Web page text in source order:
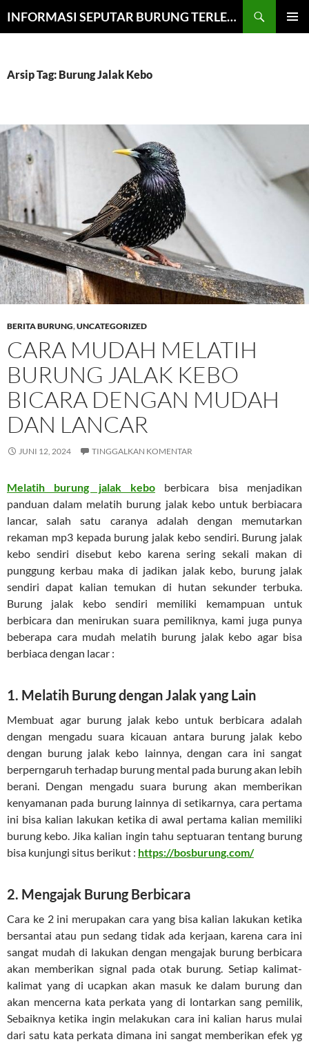
INFORMASI SEPUTAR BURUNG TERLENGKAP
Arsip Tag: Burung Jalak Kebo
BERITA BURUNG,UNCATEGORIZED
CARA MUDAH MELATIH
BURUNG JALAK KEBO
BICARA DENGAN MUDAH
DAN LANCAR
JUNI 12, 2024 TINGGALKAN KOMENTAR
Melatih burung jalak kebo berbicara bisa menjadikan
panduan dalam melatih burung jalak kebo untuk berbiacara
lancar, salah satu caranya adalah dengan memutarkan
rekaman mp3 kepada burung jalak kebo sendiri. Burung jalak
kebo sendiri disebut kebo karena sering sekali makan di
punggung kerbau maka di jadikan jalak kebo, burung jalak
sendiri dapat kalian temukan di hutan sekunder terbuka.
Burung jalak kebo sendiri memiliki kemampuan untuk
berbicara dan menirukan suara pemiliknya, kami juga punya
beberapa cara mudah melatih burung jalak kebo agar bisa
berbiaca dengan lacar :
1. Melatih Burung dengan Jalak yang Lain
Membuat agar burung jalak kebo untuk berbicara adalah
dengan mengadu suara kicauan antara burung jalak kebo
dengan burung jalak kebo lainnya, dengan cara ini sangat
berperngaruh terhadap burung mental pada burung akan lebih
berani. Dengan mengadu suara burung akan memberikan
kenyamanan pada burung lainnya di setikarnya, cara pertama
ini bisa kalian lakukan ketika di awal pertama kalian memiliki
burung kebo. Jika kalian ingin tahu septuaran tentang burung
bisa kunjungi situs berikut : https://bosburung.com/
2. Mengajak Burung Berbicara
Cara ke 2 ini merupakan cara yang bisa kalian lakukan ketika
bersantai atau pun sedang tidak ada kerjaan, karena cara ini
sangat mudah di lakukan dengan mengajak burung berbicara
akan memberikan signal pada otak burung. Setiap kalimat-
kalimat yang di ucapkan akan masuk ke dalam burung dan
akan mencerna kata perkata yang di lontarkan sang pemilik,
Sebaiknya ketika ingin melakukan cara ini kalian harus mulai
dari satu kata perkata dimana ini sangat memberikan efek yg